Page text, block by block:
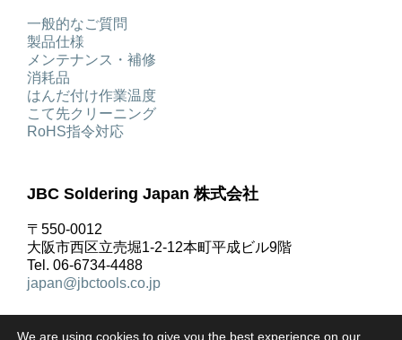
一般的なご質問
製品仕様
メンテナンス・補修
消耗品
はんだ付け作業温度
こて先クリーニング
RoHS指令対応
JBC Soldering Japan 株式会社
〒550-0012
大阪市西区立売堀1-2-12本町平成ビル9階
Tel. 06-6734-4488
japan@jbctools.co.jp
We are using cookies to give you the best experience on our